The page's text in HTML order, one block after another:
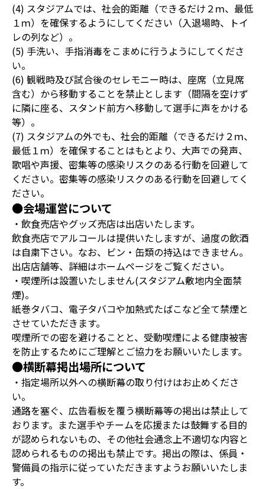
(4) スタジアムでは、社会的距離（できるだけ２ｍ、最低
１ｍ）を確保するようにしてください（入退場時、トイ
レの列など）。
(5) 手洗い、手指消毒をこまめに行うようにしてくださ
い。
(6) 観戦時及び試合後のセレモニー時は、座席（立見席
含む）から移動することを禁止とします（間隔を空けず
に隣に座る、スタンド前方へ移動して選手に声をかける
等）。
(7) スタジアムの外でも、社会的距離（できるだけ２ｍ、
最低１ｍ）を確保することはもとより、大声での発声、
歌唱や声援、密集等の感染リスクのある行動を回避して
ください。密集等の感染リスクのある行動を回避してく
ださい。
●会場運営について
・飲食売店やグッズ売店は出店いたします。
飲食売店でアルコールは提供いたしますが、過度の飲酒
は自粛下さい。なお、ビン・缶類の持込はできません。
出店店舗等、詳細はホームページをご覧ください。
・喫煙所は設置いたしません(スタジアム敷地内全面禁
煙)。
紙巻タバコ、電子タバコや加熱式たばこなど全て禁煙と
させていただきます。
喫煙所での密を避けることと、受動喫煙による健康被害
を防止するためにご理解とご協力をお願いいたします。
●横断幕掲出場所について
・指定場所以外への横断幕の取り付けはお止めくださ
い。
通路を塞ぐ、広告看板を覆う横断幕等の掲出は禁止して
おります。また選手やチームを応援または鼓舞する目的
が認められないもの、その他社会通念上不適切な内容と
認められるものの掲出も禁止です。掲出の際は、係員・
警備員の指示に従っていただきますようお願いいたしま
す。